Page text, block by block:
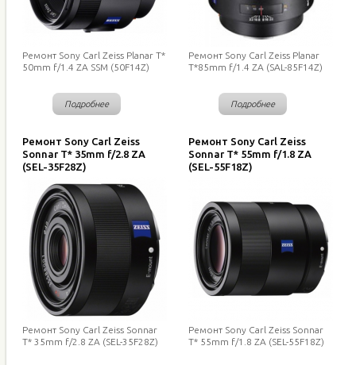
Ремонт Sony Carl Zeiss Planar T*
50mm f/1.4 ZA SSM (50F14Z)
Подробнее
Ремонт Sony Carl Zeiss Planar
T*85mm f/1.4 ZA (SAL-85F14Z)
Подробнее
Ремонт Sony Carl Zeiss
Sonnar T* 35mm f/2.8 ZA
(SEL-35F28Z)
Ремонт Sony Carl Zeiss Sonnar
T* 35mm f/2.8 ZA (SEL-35F28Z)
Ремонт Sony Carl Zeiss
Sonnar T* 55mm f/1.8 ZA
(SEL-55F18Z)
Ремонт Sony Carl Zeiss Sonnar
T* 55mm f/1.8 ZA (SEL-55F18Z)